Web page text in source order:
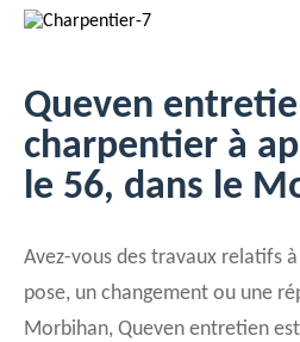
Queven
charpentier à
le 56, dans le
Avez-vous des travaux relatifs
pose, un changement ou une
Morbihan, Queven entretien